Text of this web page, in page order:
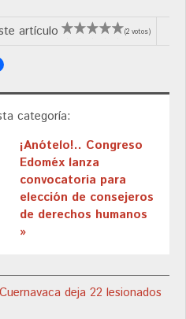
artículo (2 votos)
categoría:
¡Anótelo!.. Congreso
Edoméx lanza
convocatoria para
elección de consejeros
de derechos humanos
»
deja 22 lesionados